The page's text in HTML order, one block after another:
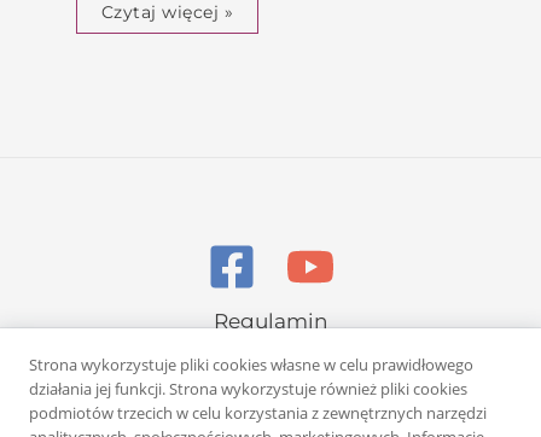
Czytaj więcej »
Regulamin
Polityka prywatności
Strona wykorzystuje pliki cookies własne w celu prawidłowego
działania jej funkcji. Strona wykorzystuje również pliki cookies
podmiotów trzecich w celu korzystania z zewnętrznych narzędzi